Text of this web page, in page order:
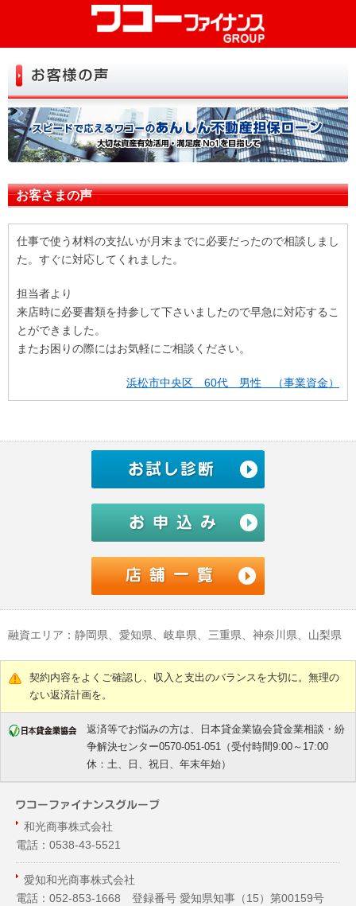
初めての方へ
お申込み
よくある質問
お役立ち情報
店舗一覧
リンク お問い合せ
お客さまの声
仕事で使う材料の支払いが月末までに必要だったので相談しまし
た。すぐに対応してくれました。
担当者より
来店時に必要書類を持参して下さいましたので早急に対応するこ
とができました。
またお困りの際にはお気軽にご相談ください。
浜松市中央区 60代 男性 （事業資金）
融資エリア：静岡県、愛知県、岐阜県、三重県、神奈川県、山梨県
契約内容をよくご確認し、収入と支出のバランスを大切に。無理の
ない返済計画を。
返済等でお悩みの方は、日本貸金業協会貸金業相談・紛
争解決センター0570-051-051（受付時間9:00～17:00
休：土、日、祝日、年末年始）
和光商事株式会社
電話：0538-43-5521
愛知和光商事株式会社
電話：052-853-1668 登録番号 愛知県知事（15）第00159号